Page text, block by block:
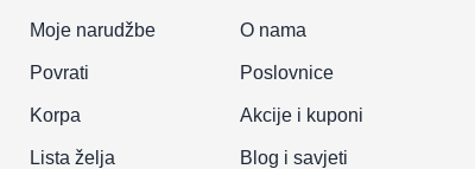
Moje narudžbe
Povrati
Korpa
Lista želja
O nama
Poslovnice
Akcije i kuponi
Blog i savjeti